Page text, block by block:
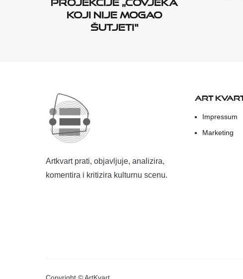
koji nije mogao
šutjeti“
Artkvart prati, objavljuje, analizira,
komentira i kritizira kulturnu scenu.
ART
Impressum
Marketing